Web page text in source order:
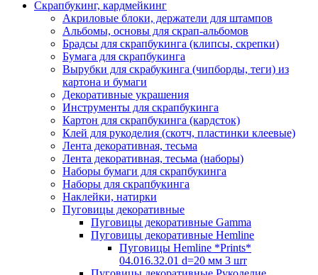
Скрапбукинг, кардмейкинг
Акриловые блоки, держатели для штампов
Альбомы, основы для скрап-альбомов
Брадсы для скрапбукинга (клипсы, скрепки)
Бумага для скрапбукинга
Вырубки для скрабукинга (чипборды, теги) из
картона и бумаги
Декоративные украшения
Инструменты для скрапбукинга
Картон для скрапбукинга (кардсток)
Клей для рукоделия (скотч, пластинки клеевые)
Лента декоративная, тесьма
Лента декоративная, тесьма (наборы)
Наборы бумаги для скрапбукинга
Наборы для скрапбукинга
Наклейки, натирки
Пуговицы декоративные
Пуговицы декоративные Gamma
Пуговицы декоративные Hemline
Пуговицы Hemline *Prints*
04.016.32.01 d=20 мм 3 шт